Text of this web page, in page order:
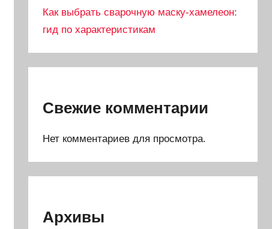
Как выбрать сварочную маску-хамелеон:
гид по характеристикам
Свежие комментарии
Нет комментариев для просмотра.
Архивы